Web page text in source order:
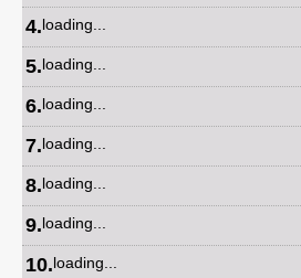
4.loading...
5.loading...
6.loading...
7.loading...
8.loading...
9.loading...
10.loading...